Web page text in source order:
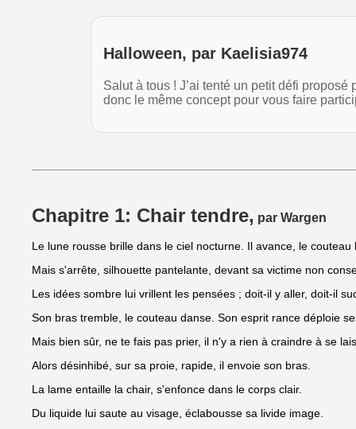
Halloween, par Kaelisia974
Salut à tous ! J’ai tenté un petit défi
donc le même concept pour vous faire
Chapitre 1: Chair tendre, par Wargen
Le lune rousse brille dans le ciel nocturne. Il avance, le
Mais s'arrête, silhouette pantelante, devant sa victime non
Les idées sombre lui vrillent les pensées ; doit-il y aller, doit-il
Son bras tremble, le couteau danse. Son esprit rance déploie
Mais bien sûr, ne te fais pas prier, il n'y a rien à craindre à se
Alors désinhibé, sur sa proie, rapide, il envoie son bras.
La lame entaille la chair, s'enfonce dans le corps clair.
Du liquide lui saute au visage, éclabousse sa livide image.